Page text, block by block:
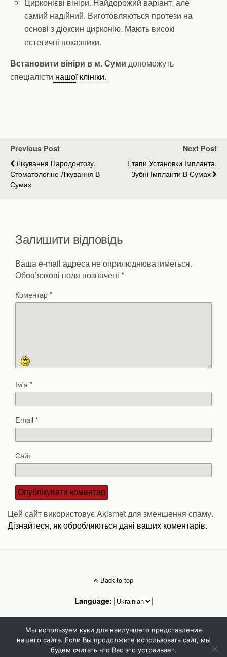
Цирконієві вініри. Найдорожий варіант, але
самий надійний. Виготовляються протези на
основі з діоксин цирконію. Мають високі
естетичні показники.
Встановити вініри в м. Суми допоможуть
спеціалісти нашої клініки.
Previous Post
Лікування Пародонтозу.
Стоматологіне Лікування В
Сумах
Next Post
Етапи Установки Імпланта.
Зубні Імпланти В Сумах
Залишити відповідь
Ваша e-mail адреса не оприлюднюватиметься.
Обов’язкові поля позначені *
Коментар*
Ім'я *
Email*
Сайт
Цей сайт використовує Akismet для зменшення спаму.
Дізнайтеся, як обробляються дані ваших коментарів.
Back to top
Language:
Mobile Desktop
Стоматолог Сумы, стоматологические клиники Сумы, детская стоматология в
Мы используем куки для наилучшего представления
нашего сайта. Если Вы продолжите использовать сайт, мы
будем считать что Вас это устраивает.